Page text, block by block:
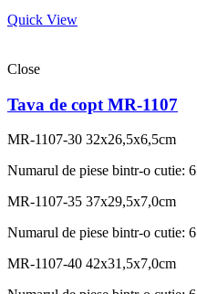
Quick View
Close
Tava de copt MR-1107
MR-1107-30 32x26,5x6,5сm
Numarul de piese bintr-o cutie: 6
MR-1107-35 37x29,5x7,0сm
Numarul de piese bintr-o cutie: 6
MR-1107-40 42x31,5x7,0сm